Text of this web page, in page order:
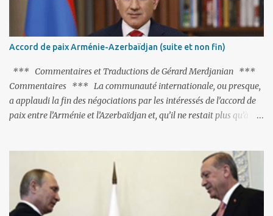
l'Arménie réelle ». Même les trois présidents qu'ils l'ont précédés ne
trouvent pas grâce à ses yeux, les traitant de tous les noms, avant
de les traîner en justice. Et comme les politiciens ne lui suffisent
pas, il s'attaque aux dignitaires de l'Église arménienne, les...
Accord de paix Arménie-Azerbaïdjan (suite et non fin)
*** Commentaires et Traductions de Gérard Merdjanian ***
Commentaires *** La communauté internationale, ou presque,
a applaudi la fin des négociations par les intéressés de l’accord de
paix entre l’Arménie et l’Azerbaïdjan et, qu’il ne restait plus qu’à le
Les deux points non résolus portaient sur la renonciation aux
revendications internationales mutuelles et sur l'abstention de
déployer des représentants d'autres pays le long de la frontière
entre l'Arménie et l'Azerbaïdjan. C’est chose faite, l’Arménie a